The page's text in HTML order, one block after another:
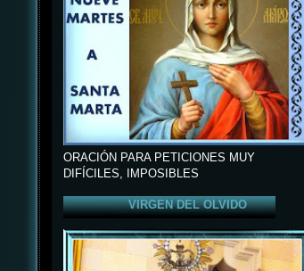
ORACIÓN PARA PETICIONES MUY
DIFÍCILES, IMPOSIBLES
VIRGEN DEL OLVIDO